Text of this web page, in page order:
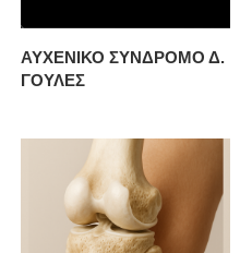
ΑΥΧΕΝΙΚΟ ΣΥΝΔΡΟΜΟ Δ.
ΓΟΥΛΕΣ